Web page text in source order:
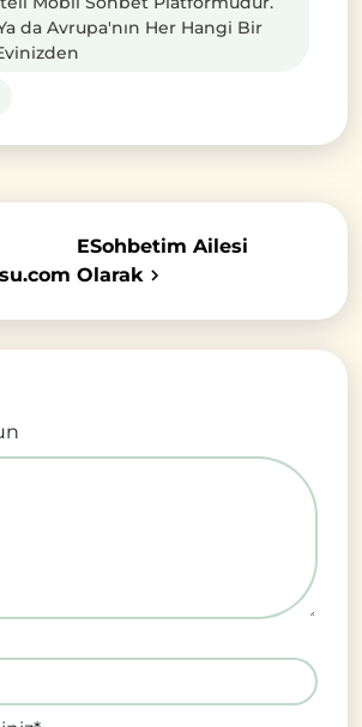
da Avrupa'nın Her Hangi Bir
ESohbetim Ailesi
Olarak